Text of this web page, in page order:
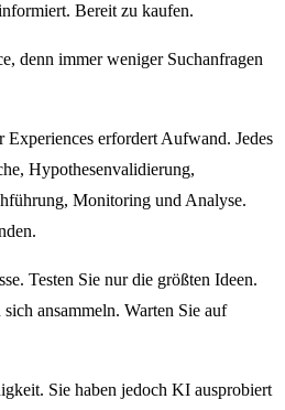
Bereit zu kaufen.
denn immer weniger Suchanfragen
Experiences erfordert Aufwand. Jedes
Hypothesenvalidierung,
Monitoring und Analyse.
Testen Sie nur die größten Ideen.
ansammeln. Warten Sie auf
Sie haben jedoch KI ausprobiert